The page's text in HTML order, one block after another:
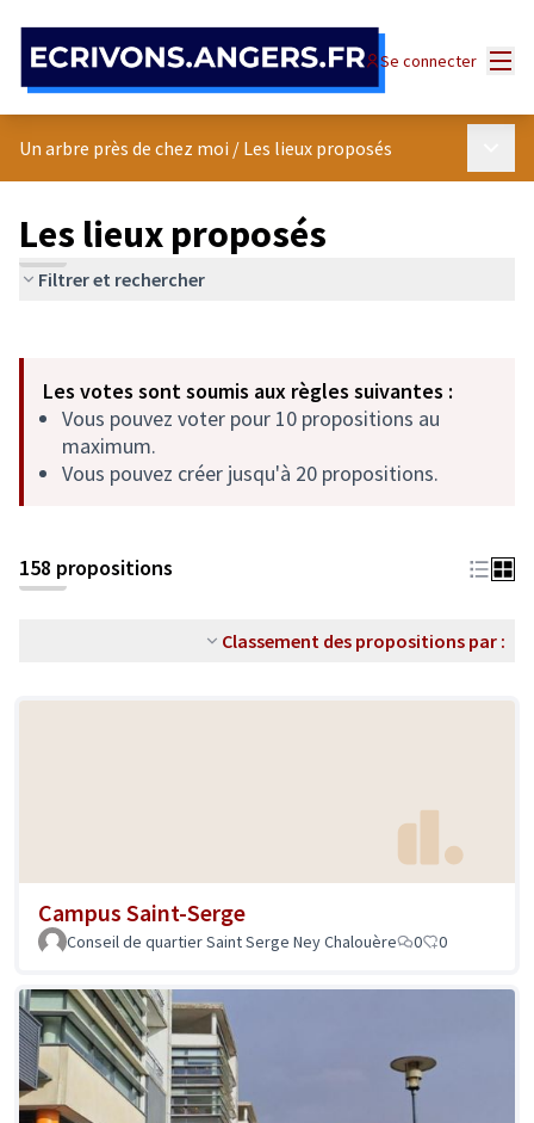
Se connecter
Un arbre près de chez moi / Les lieux proposés
Les lieux proposés
Filtrer et rechercher
−
Les votes sont soumis aux règles suivantes :
Vous pouvez voter pour 10 propositions au
maximum.
Vous pouvez créer jusqu'à 20 propositions.
158 propositions
Classement des propositions par :
Campus Saint-Serge
Conseil de quartier Saint Serge Ney Chalouère 0 0